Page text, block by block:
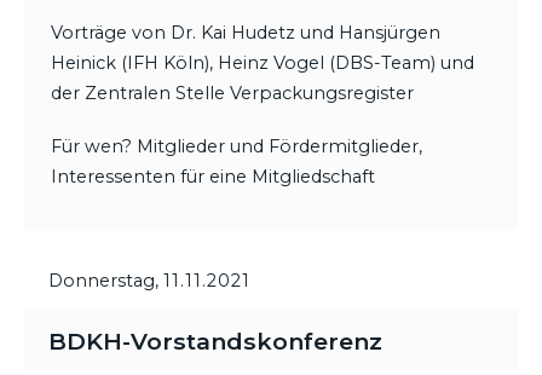
Vorträge von Dr. Kai Hudetz und Hansjürgen
Heinick (IFH Köln), Heinz Vogel (DBS-Team) und
der Zentralen Stelle Verpackungsregister
Für wen? Mitglieder und Fördermitglieder,
Interessenten für eine Mitgliedschaft
Donnerstag, 11.11.2021
BDKH-Vorstandskonferenz